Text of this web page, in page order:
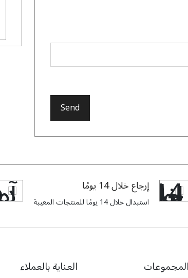
Send
إرجاع خلال 14 يومًا
استبدال خلال 14 يومًا للمنتجات المعيبة
العناية بالعملاء المجموعات